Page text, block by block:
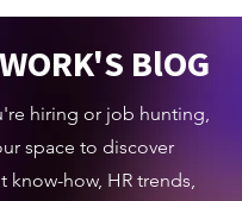
BlOG
hiring or job hunting,
space to discover
know-how, HR trends,